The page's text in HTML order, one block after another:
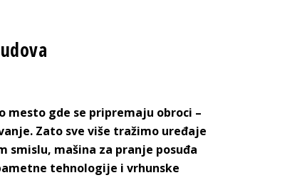
mesto gde se pripremaju obroci –
Zato sve više tražimo uređaje
mašina za pranje posuđa
tehnologije i vrhunske